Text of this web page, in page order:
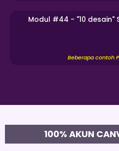
Modul #44 - "10 desain"
Beberapa contoh
100% AKUN